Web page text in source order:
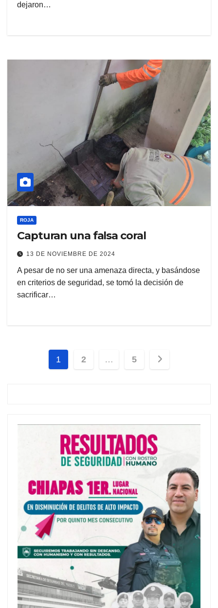
dejaron…
ROJA
Capturan una falsa coral
13 DE NOVIEMBRE DE 2024
A pesar de no ser una amenaza directa, y basándose
en criterios de seguridad, se tomó la decisión de
sacrificar…
Paginación
1 2 … 5